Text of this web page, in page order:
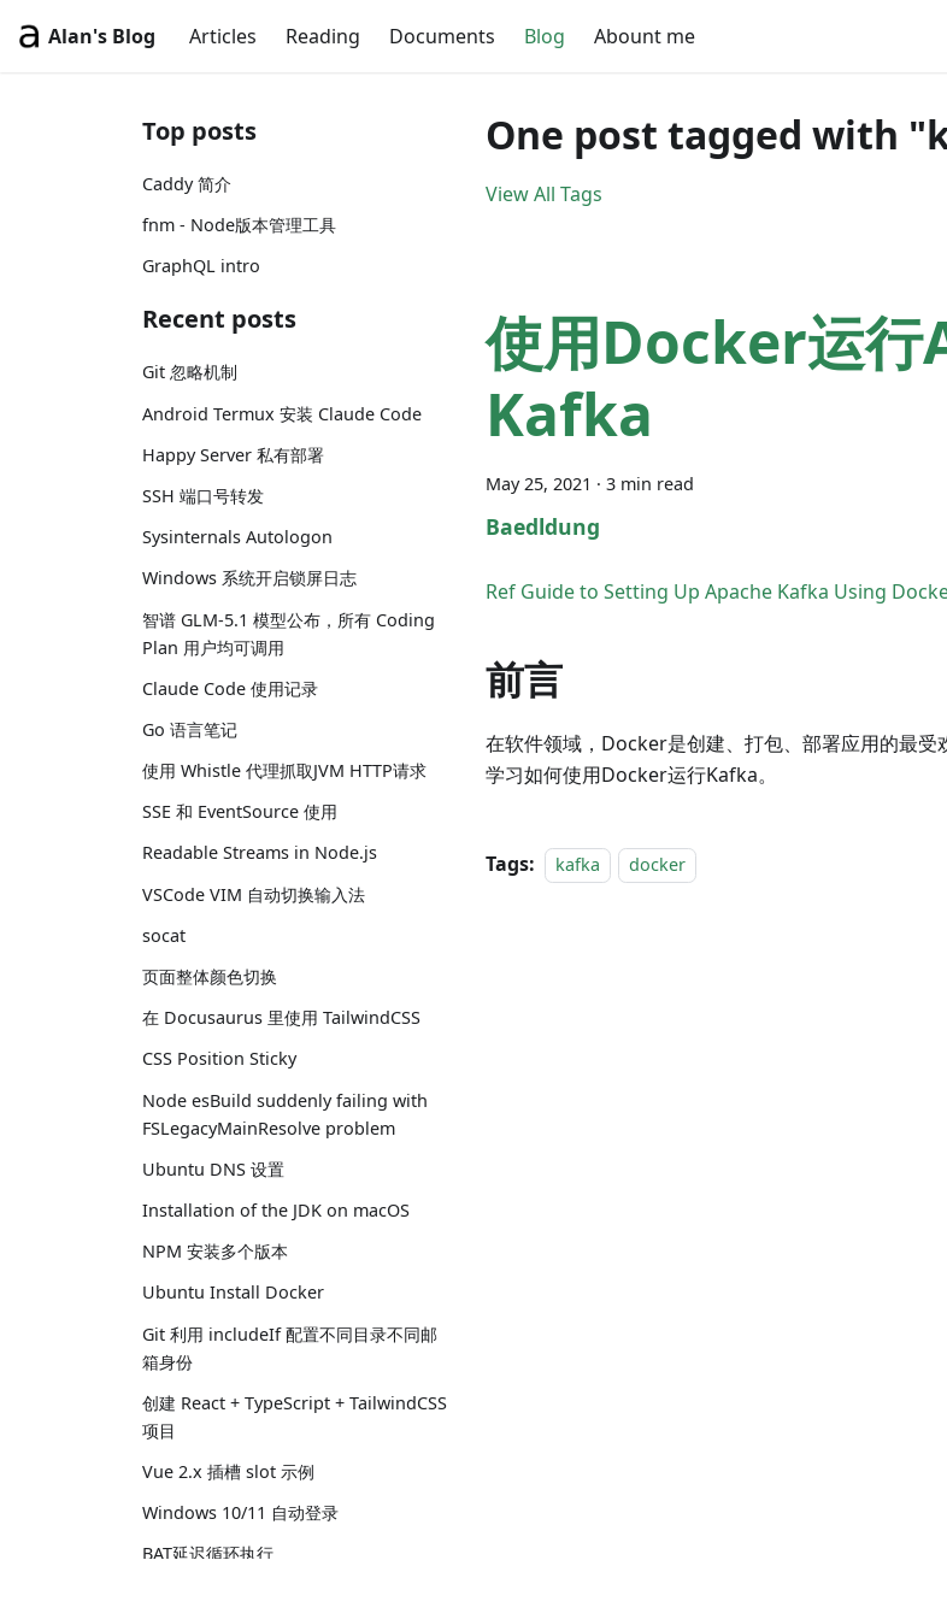
Alan's Blog Articles Reading Documents Blog Abount me
Top posts
Caddy 简介
fnm - Node版本管理工具
GraphQL intro
Recent posts
Git 忽略机制
Android Termux 安装 Claude Code
Happy Server 私有部署
SSH 端口号转发
Sysinternals Autologon
Windows 系统开启锁屏日志
智谱 GLM-5.1 模型公布，所有 Coding
Plan 用户均可调用
Claude Code 使用记录
Go 语言笔记
使用 Whistle 代理抓取JVM HTTP请求
SSE 和 EventSource 使用
Readable Streams in Node.js
VSCode VIM 自动切换输入法
socat
页面整体颜色切换
在 Docusaurus 里使用 TailwindCSS
CSS Position Sticky
Node esBuild suddenly failing with
FSLegacyMainResolve problem
Ubuntu DNS 设置
Installation of the JDK on macOS
NPM 安装多个版本
Ubuntu Install Docker
Git 利用 includeIf 配置不同目录不同邮
箱身份
创建 React + TypeScript + TailwindCSS
项目
Vue 2.x 插槽 slot 示例
Windows 10/11 自动登录
BAT延迟循环执行
One post tagged with
View All Tags
使用Docker运行
Kafka
May 25, 2021 · 3 min read
Baedldung
Ref Guide to Setting Up Apache Kafka Using
前言
在软件领域，Docker是创建、打包、部署应用的最受
学习如何使用Docker运行Kafka。
Tags: kafka docker